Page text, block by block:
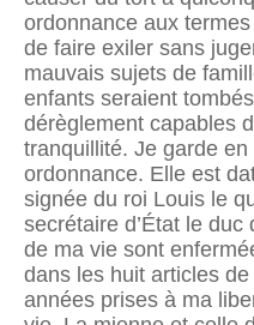
ordonnance aux
de faire exiler sans
mauvais sujets de
enfants seraient
dérèglement capables
tranquillité. Je garde
ordonnance. Elle est
signée du roi Louis le
secrétaire d’État le
de ma vie sont
dans les huit articles
années prises à ma